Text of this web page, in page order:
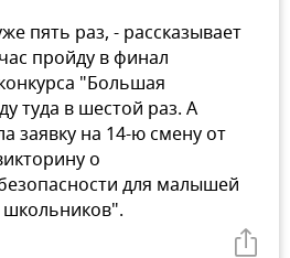
пять раз, - рассказывает
пройду в финал
"Большая
туда в шестой раз. А
заявку на 14-ю смену от
о
для малышей
школьников".